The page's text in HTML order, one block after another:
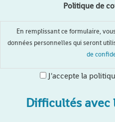
Politique de
En remplissant ce formulaire,
données personnelles qui seront
de
J'accepte la
Difficultés avec